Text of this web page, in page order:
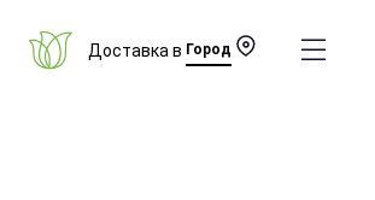
Доставка в Город